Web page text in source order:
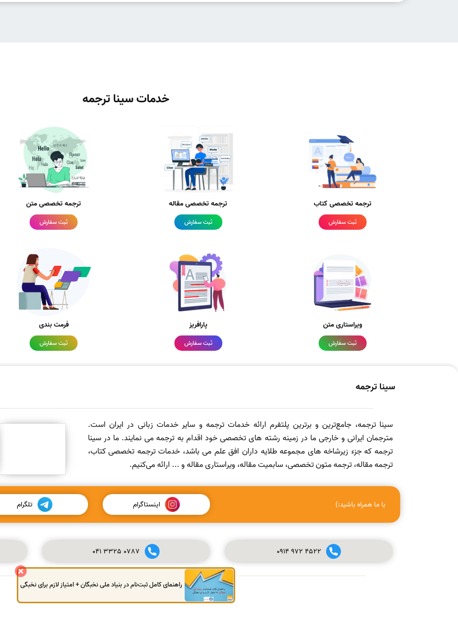
خدمات سینا ترجمه
ترجمه تخصصی کتاب
ثبت سفارش
ترجمه تخصصی مقاله
ثبت سفارش
ترجمه تخصصی متن
ثبت سفارش
ویراستاری متن
ثبت سفارش
پارافریز
ثبت سفارش
فرمت بندی
ثبت سفارش
سینا ترجمه
سینا ترجمه، جامع‌ترین و برترین پلتفرم ارائه خدمات ترجمه و سایر خدمات زبانی در ایران است.
مترجمان ایرانی و خارجی ما در زمینه رشته های تخصصی خود اقدام به ترجمه می نمایند. ما در سینا
ترجمه که جزء زیرشاخه های مجموعه طلایه داران افق علم می باشد، خدمات ترجمه تخصصی کتاب،
ترجمه مقاله، ترجمه متون تخصصی، سابمیت مقاله، ویراستاری مقاله و ... ارائه می‌کنیم.
با ما همراه باشید:) اینستاگرام تلگرام
0914972 4522
041 3325 0787
© کلیه حقوق این سایت محفوظ و متعلق به سینا ترجمه می‌باشد.
راهنمای کامل ثبت‌نام در بنیاد ملی نخبگان + امتیاز لازم برای نخبگی